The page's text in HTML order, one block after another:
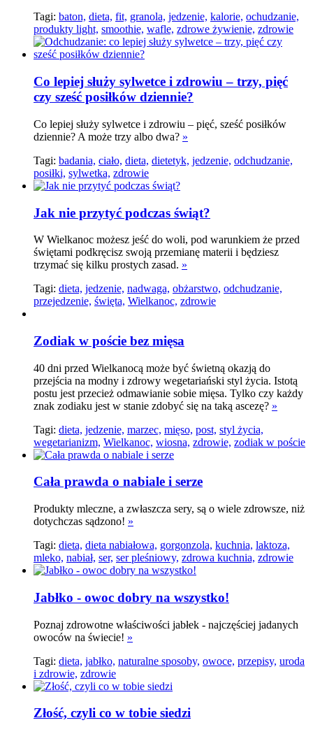
Tagi: baton, dieta, fit, granola, jedzenie, kalorie, ochudzanie,
produkty light, smoothie, wafle, zdrowe żywienie, zdrowie
Co lepiej służy sylwetce i zdrowiu – trzy, pięć
czy sześć posiłków dziennie?
Co lepiej służy sylwetce i zdrowiu – pięć, sześć posiłków
dziennie? A może trzy albo dwa? »
Tagi: badania, ciało, dieta, dietetyk, jedzenie, odchudzanie,
posiłki, sylwetka, zdrowie
Jak nie przytyć podczas świąt?
W Wielkanoc możesz jeść do woli, pod warunkiem że przed
świętami podkręcisz swoją przemianę materii i będziesz
trzymać się kilku prostych zasad. »
Tagi: dieta, jedzenie, nadwaga, obżarstwo, odchudzanie,
przejedzenie, święta, Wielkanoc, zdrowie
Zodiak w poście bez mięsa
40 dni przed Wielkanocą może być świetną okazją do
przejścia na modny i zdrowy wegetariański styl życia. Istotą
postu jest przecież odmawianie sobie mięsa. Tylko czy każdy
znak zodiaku jest w stanie zdobyć się na taką ascezę? »
Tagi: dieta, jedzenie, marzec, mięso, post, styl życia,
wegetarianizm, Wielkanoc, wiosna, zdrowie, zodiak w poście
Cała prawda o nabiale i serze
Produkty mleczne, a zwłaszcza sery, są o wiele zdrowsze, niż
dotychczas sądzono! »
Tagi: dieta, dieta nabiałowa, gorgonzola, kuchnia, laktoza,
mleko, nabiał, ser, ser pleśniowy, zdrowa kuchnia, zdrowie
Jabłko - owoc dobry na wszystko!
Poznaj zdrowotne właściwości jabłek - najczęściej jadanych
owoców na świecie! »
Tagi: dieta, jabłko, naturalne sposoby, owoce, przepisy, uroda
i zdrowie, zdrowie
Złość, czyli co w tobie siedzi